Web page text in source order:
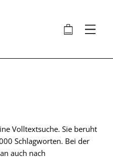
🛍 ⋮
Volltextsuche. Sie beruht
Schlagworten. Bei der
auch nach